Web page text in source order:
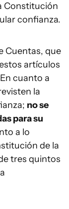
Constitución
confianza.
Cuentas, que
artículos
cuanto a
la
no se
para su
a lo
de la
tres quintos